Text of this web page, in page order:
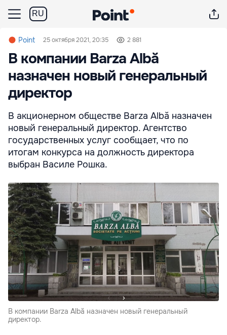
RU
Point 25 октября 2021, 20:35 2 881
В компании Barza Albă
назначен новый генеральный
директор
В акционерном обществе Barza Albă назначен
новый генеральный директор. Агентство
государственных услуг сообщает, что по
итогам конкурса на должность директора
выбран Василе Рошка.
В компании Barza Albă назначен новый генеральный
директор.